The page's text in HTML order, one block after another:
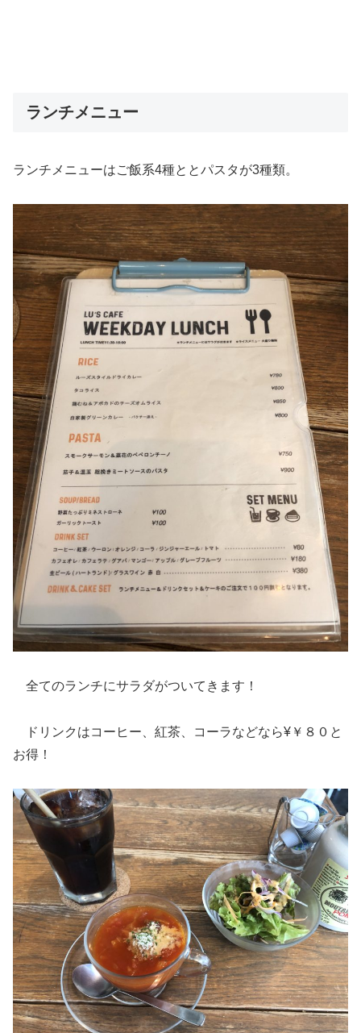
ランチメニュー
ランチメニューはご飯系4種ととパスタが3種類。
全てのランチにサラダがついてきます！
ドリンクはコーヒー、紅茶、コーラなどなら¥￥８０と
お得！